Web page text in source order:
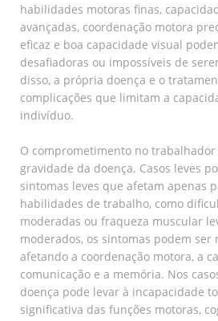
habilidades motoras finas,
avançadas, coordenação motora
eficaz e boa capacidade visual
desafiadoras ou impossíveis de
disso, a própria doença e o
complicações que limitam a
indivíduo.
O comprometimento no trabalhador
gravidade da doença. Casos leves
sintomas leves que afetam apenas
habilidades de trabalho, como
moderadas ou fraqueza muscular
moderados, os sintomas podem ser
afetando a coordenação motora, a
comunicação e a memória. Nos
doença pode levar à incapacidade
significativa das funções motoras,